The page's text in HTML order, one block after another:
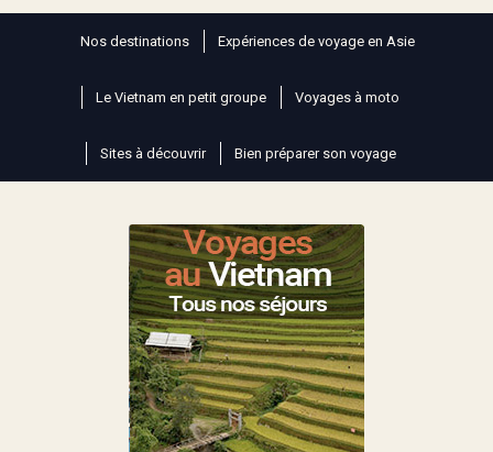
Nos destinations Expériences de voyage en Asie
Le Vietnam en petit groupe Voyages à moto
Sites à découvrir Bien préparer son voyage